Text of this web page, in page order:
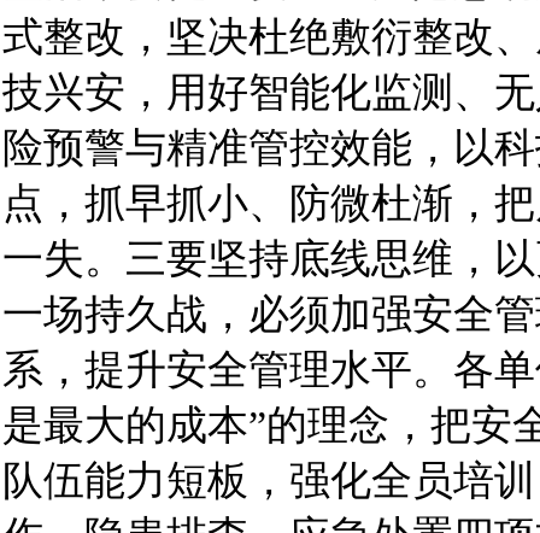
式整改，坚决杜绝敷衍整改
技兴安，用好智能化监测、
险预警与精准管控效能，以
点，抓早抓小、防微杜渐，
一失。三要坚持底线思维，
一场持久战，必须加强安全
系，提升安全管理水平。各
是最大的成本”的理念，把安
队伍能力短板，强化全员培